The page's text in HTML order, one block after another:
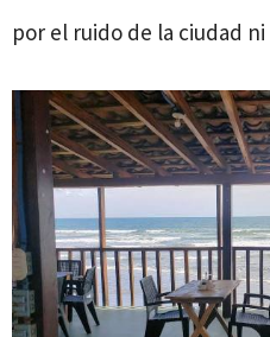
por el ruido de la ciudad